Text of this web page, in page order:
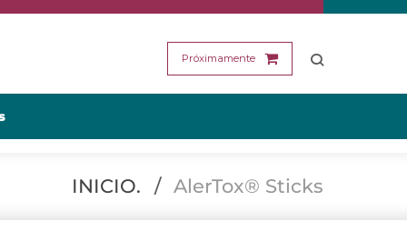
Próximamente
INICIO. / AlerTox® Sticks